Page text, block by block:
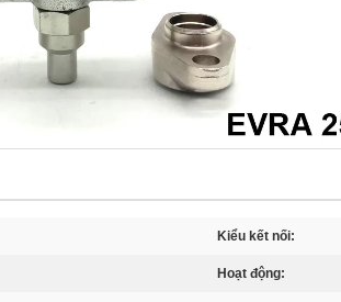
Kiểu kết nối:
Hoạt động: